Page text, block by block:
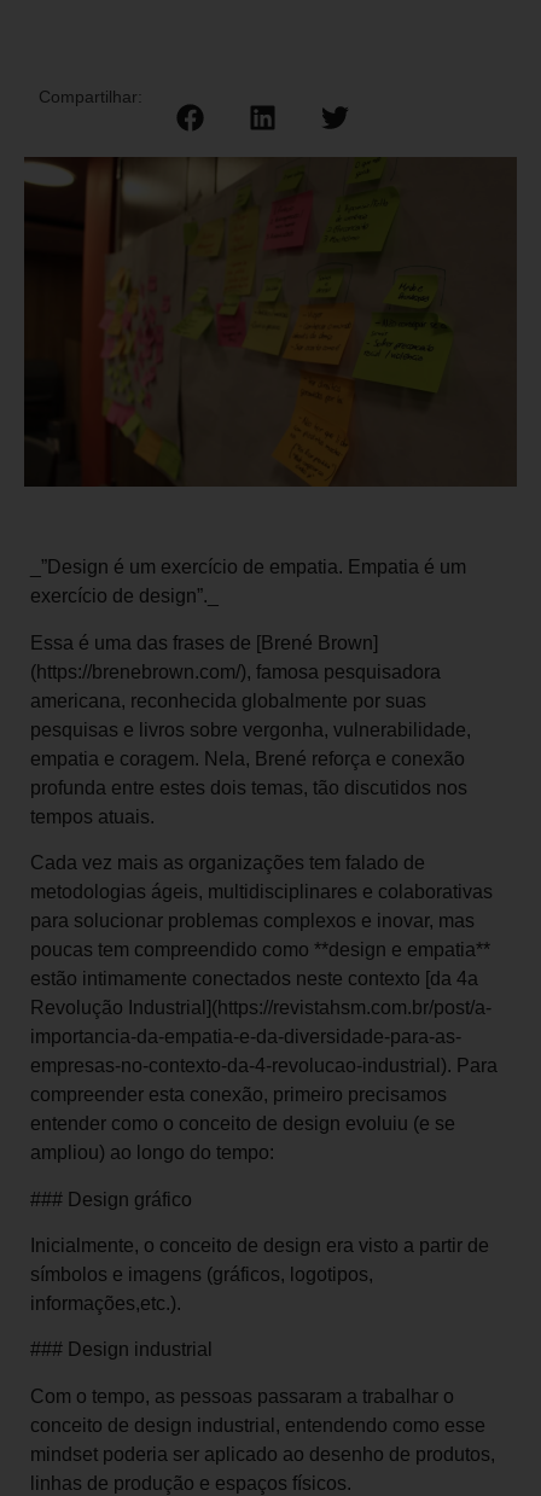
Compartilhar:
_”Design é um exercício de empatia. Empatia é um
exercício de design”._
Essa é uma das frases de [Brené Brown]
(https://brenebrown.com/), famosa pesquisadora
americana, reconhecida globalmente por suas
pesquisas e livros sobre vergonha, vulnerabilidade,
empatia e coragem. Nela, Brené reforça e conexão
profunda entre estes dois temas, tão discutidos nos
tempos atuais.
Cada vez mais as organizações tem falado de
metodologias ágeis, multidisciplinares e colaborativas
para solucionar problemas complexos e inovar, mas
poucas tem compreendido como **design e empatia**
estão intimamente conectados neste contexto [da 4a
Revolução Industrial](https://revistahsm.com.br/post/a-
importancia-da-empatia-e-da-diversidade-para-as-
empresas-no-contexto-da-4-revolucao-industrial). Para
compreender esta conexão, primeiro precisamos
entender como o conceito de design evoluiu (e se
ampliou) ao longo do tempo:
### Design gráfico
Inicialmente, o conceito de design era visto a partir de
símbolos e imagens (gráficos, logotipos,
informações,etc.).
### Design industrial
Com o tempo, as pessoas passaram a trabalhar o
conceito de design industrial, entendendo como esse
mindset poderia ser aplicado ao desenho de produtos,
linhas de produção e espaços físicos.